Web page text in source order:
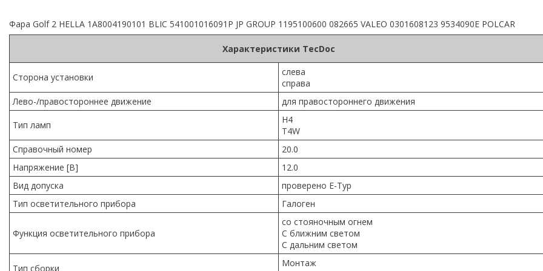
Фара Golf 2 HELLA 1A8004190101 BLIC 541001016091P JP GROUP 1195100600 082665 VALEO 0301608123 9534090E POLCAR
Характеристики TecDoc
Сторона установки
слева
справа
Лево-/правостороннее движение
для правостороннего движения
Тип ламп
H4
T4W
Справочный номер
20.0
Напряжение [В]
12.0
Вид допуска
проверено E-Typ
Тип осветительного прибора
Галоген
Функция осветительного прибора
со стояночным огнем
С ближним светом
С дальним светом
Тип сборки
Монтаж